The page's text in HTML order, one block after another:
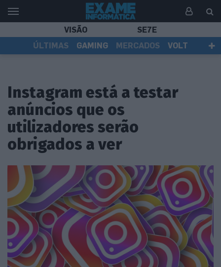
VISÃO
SE7E
ÚLTIMAS
GAMING MERCADOS
VOLT
Instagram está a testar
anúncios que os
utilizadores serão
obrigados a ver